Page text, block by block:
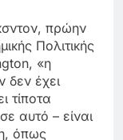
πρώην
Πολιτικής
«η
δεν έχει
τίποτα
αυτό – είναι
όπως